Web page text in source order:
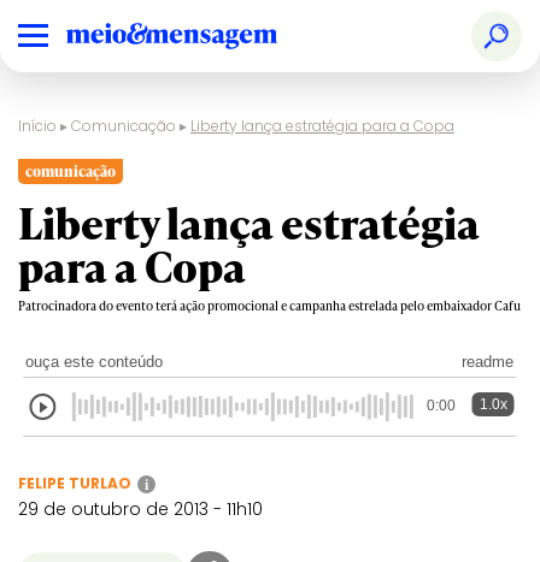
Início ▸Comunicação ▸ Liberty lança estratégia para a Copa
comunicação
Liberty lança estratégia
para a Copa
Patrocinadora do evento terá ação promocional e campanha estrelada pelo embaixador Cafu
ouça este conteúdo readme
0:00 1.0x
FELIPE TURLAO i
29 de outubro de 2013 - 11h10